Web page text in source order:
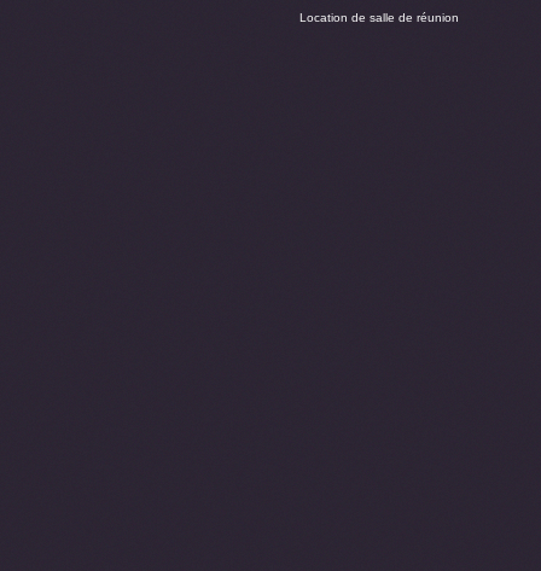
Location de salle de réunion